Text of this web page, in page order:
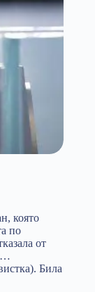
която
по
от
Била